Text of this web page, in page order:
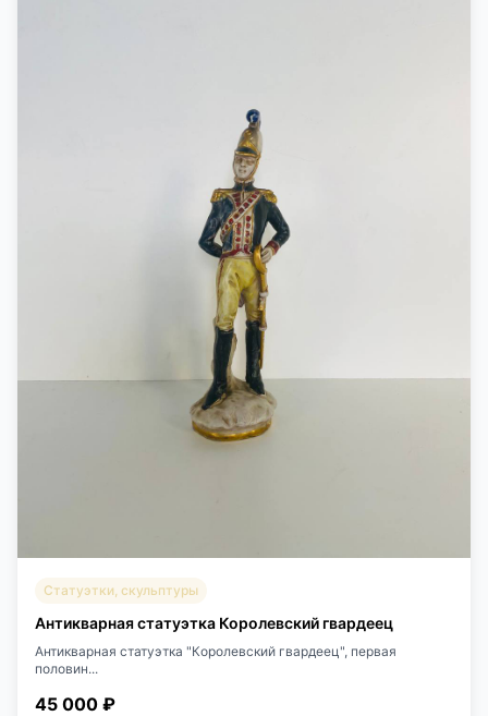
Статуэтки, скульптуры
Антикварная статуэтка Королевский гвардеец
Антикварная статуэтка "Королевский гвардеец", первая
половин...
45 000 ₽